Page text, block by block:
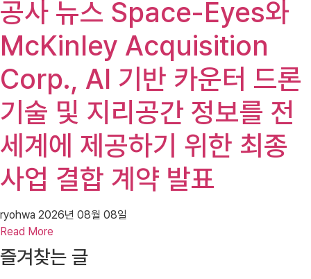
공사 뉴스 Space-Eyes와
McKinley Acquisition
Corp., AI 기반 카운터 드론
기술 및 지리공간 정보를 전
세계에 제공하기 위한 최종
사업 결합 계약 발표
ryohwa 2026년 08월 08일
Read More
즐겨찾는 글